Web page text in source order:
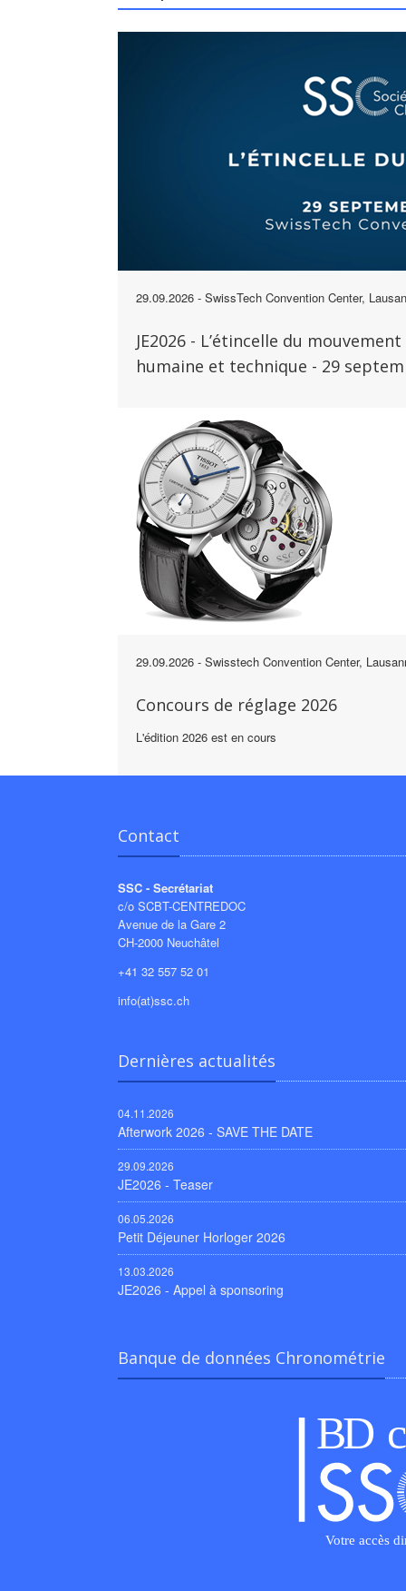
29.09.2026 - SwissTech Convention Center,
JE2026 - L’étincelle du
humaine et technique - 29
29.09.2026 - Swisstech Convention Center,
Concours de réglage 2026
L'édition 2026 est en cours
Contact
SSC - Secrétariat
c/o SCBT-CENTREDOC
Avenue de la Gare 2
CH-2000 Neuchâtel
+41 32 557 52 01
info(at)ssc.ch
Dernières actualités
04.11.2026
Afterwork 2026 - SAVE THE DATE
29.09.2026
JE2026 - Teaser
06.05.2026
Petit Déjeuner Horloger 2026
13.03.2026
JE2026 - Appel à sponsoring
Banque de données Chronométrie